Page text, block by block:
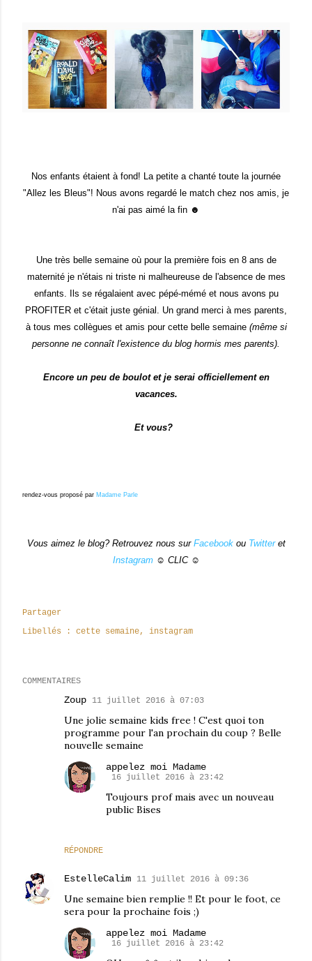
Nos enfants étaient à fond! La petite a chanté toute la journée
"Allez les Bleus"! Nous avons regardé le match chez nos amis, je
n'ai pas aimé la fin ☻
Une très belle semaine où pour la première fois en 8 ans de
maternité je n'étais ni triste ni malheureuse de l'absence de mes
enfants. Ils se régalaient avec pépé-mémé et nous avons pu
PROFITER et c'était juste génial. Un grand merci à mes parents,
à tous mes collègues et amis pour cette belle semaine(même si
personne ne connaît l'existence du blog hormis mes parents).
Encore un peu de boulot et je serai officiellement en
vacances.
Et vous?
rendez-vous proposé par Madame Parle
Vous aimez le blog? Retrouvez nous sur Facebookou Twitteret
Instagram☺ CLIC ☺
Partager
Libellés :
cette semaine instagram
COMMENTAIRES
Zoup 11 juillet 2016 à 07:03
Une jolie semaine kids free ! C'est quoi ton
programme pour l'an prochain du coup ? Belle
nouvelle semaine
RÉPONDRE
appelez moi Madame
16 juillet 2016 à 23:42
Toujours prof mais avec un nouveau
public Bises
EstelleCalim 11 juillet 2016 à 09:36
Une semaine bien remplie !! Et pour le foot, ce
sera pour la prochaine fois ;)
appelez moi Madame
16 juillet 2016 à 23:42